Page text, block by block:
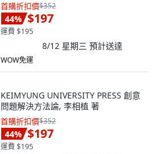
首購折扣價$352
44% $197
運費 $195
8/12 星期三 預計送達
WOW免運
KEIMYUNG UNIVERSITY PRESS 創意
問題解決方法論, 李相植 著
首購折扣價$352
44% $197
運費 $195